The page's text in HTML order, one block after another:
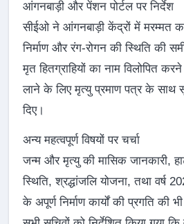
आंगनबाड़ी और पेंशन पोर्टल पर निर्देश
सीईओ ने आंगनबाड़ी केंद्रों में मरम्मत
निर्माण और रंग-रोगन की स्थिति की
मृत हितग्राहियों का नाम विलोपित
लाने के लिए मृत्यु प्रमाण पत्र के साथ
दिए।
अन्य महत्वपूर्ण विषयों पर चर्चा
जन्म और मृत्यु की मासिक जानकारी,
स्थिति, श्रद्धांजलि योजना, तथा
के अपूर्ण निर्माण कार्यों की प्रगति की